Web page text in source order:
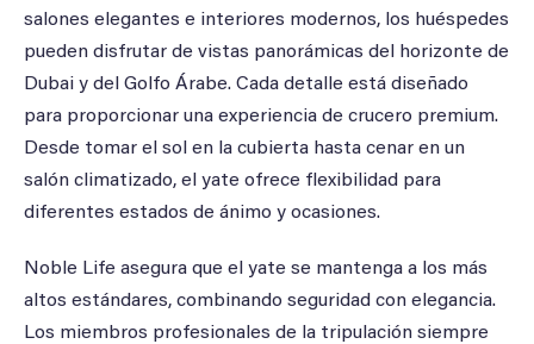
salones elegantes e interiores modernos, los huéspedes
pueden disfrutar de vistas panorámicas del horizonte de
Dubai y del Golfo Árabe. Cada detalle está diseñado
para proporcionar una experiencia de crucero premium.
Desde tomar el sol en la cubierta hasta cenar en un
salón climatizado, el yate ofrece flexibilidad para
diferentes estados de ánimo y ocasiones.
Noble Life asegura que el yate se mantenga a los más
altos estándares, combinando seguridad con elegancia.
Los miembros profesionales de la tripulación siempre